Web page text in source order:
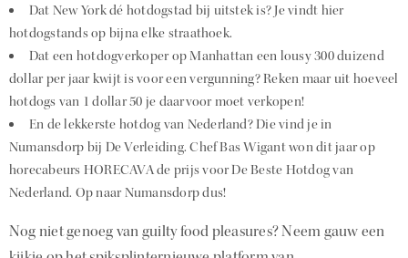
Dat New York dé hotdogstad bij uitstek is? Je vindt hier
hotdogstands op bijna elke straathoek.
Dat een hotdogverkoper op Manhattan een lousy 300 duizend
dollar per jaar kwijt is voor een vergunning? Reken maar uit hoeveel
hotdogs van 1 dollar 50 je daarvoor moet verkopen!
En de lekkerste hotdog van Nederland? Die vind je in
Numansdorp bij De Verleiding. Chef Bas Wigant won dit jaar op
horecabeurs HORECAVA de prijs voor De Beste Hotdog van
Nederland. Op naar Numansdorp dus!
Nog niet genoeg van guilty food pleasures? Neem gauw een